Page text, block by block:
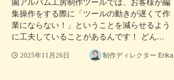
集操作をする際に「ツールの動きが遅くて作
業にならない！」ということを減らせるよう
に工夫していることがあるんです！ どん...
2025年11月26日 制作ディレクター Erika